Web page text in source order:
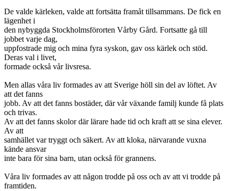
De valde kärleken, valde att fortsätta framåt tillsammans. De fick en
lägenhet i
den nybyggda Stockholmsförorten Vårby Gård. Fortsatte gå till
jobbet varje dag,
uppfostrade mig och mina fyra syskon, gav oss kärlek och stöd.
Deras val i livet,
formade också vår livsresa.
Men allas våra liv formades av att Sverige höll sin del av löftet. Av
att det fanns
jobb. Av att det fanns bostäder, där vår växande familj kunde få plats
och trivas.
Av att det fanns skolor där lärare hade tid och kraft att se sina elever.
Av att
samhället var tryggt och säkert. Av att kloka, närvarande vuxna
kände ansvar
inte bara för sina barn, utan också för grannens.
Våra liv formades av att någon trodde på oss och av att vi trodde på
framtiden.